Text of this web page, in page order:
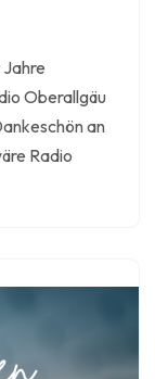
Jahre
Oberallgäu
an
Radio